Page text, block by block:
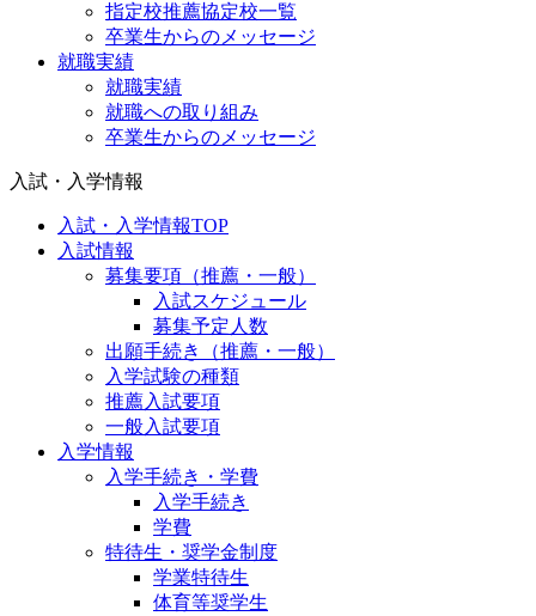
指定校推薦協定校一覧
卒業生からのメッセージ
就職実績
就職実績
就職への取り組み
卒業生からのメッセージ
入試・入学情報
入試・入学情報TOP
入試情報
募集要項（推薦・一般）
入試スケジュール
募集予定人数
出願手続き（推薦・一般）
入学試験の種類
推薦入試要項
一般入試要項
入学情報
入学手続き・学費
入学手続き
学費
特待生・奨学金制度
学業特待生
体育等奨学生